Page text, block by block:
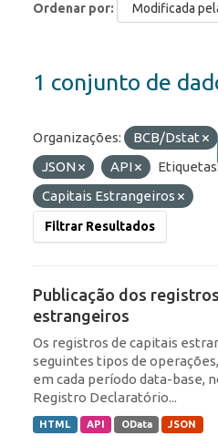
Ordenar por
1 conjunto de
Organizações: BCB/Dstat
JSON
API
Capitais Estrangeiros
Filtrar Resultados
Publicação dos
estrangeiros
Os registros de capitais
seguintes tipos de
em cada período data-base,
Registro Declaratório...
HTML API OData JSON